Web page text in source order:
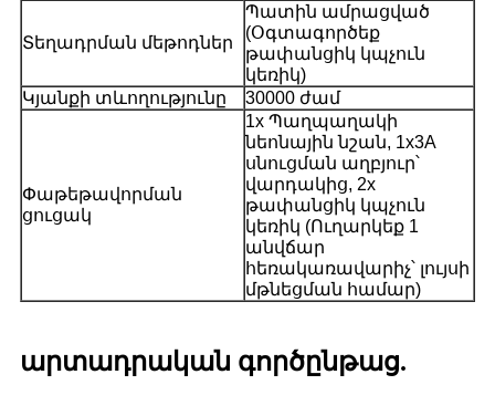
Տեղադրման մեթոդներ
Պատին ամրացված
(Օգտագործեք
թափանցիկ կպչուն
կեռիկ)
Կյանքի տևողությունը
30000 ժամ
Փաթեթավորման
ցուցակ
1x Պաղպաղակի
նեոնային նշան, 1x3A
սնուցման աղբյուր՝
վարդակից, 2x
թափանցիկ կպչուն
կեռիկ (Ուղարկեք 1
անվճար
հեռակառավարիչ՝ լույսի
մթնեցման համար)
արտադրական գործընթաց.